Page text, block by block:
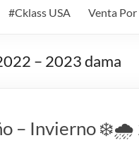
#Cklass USA Venta
– 2023 dama
– Invierno ❄️🌧️